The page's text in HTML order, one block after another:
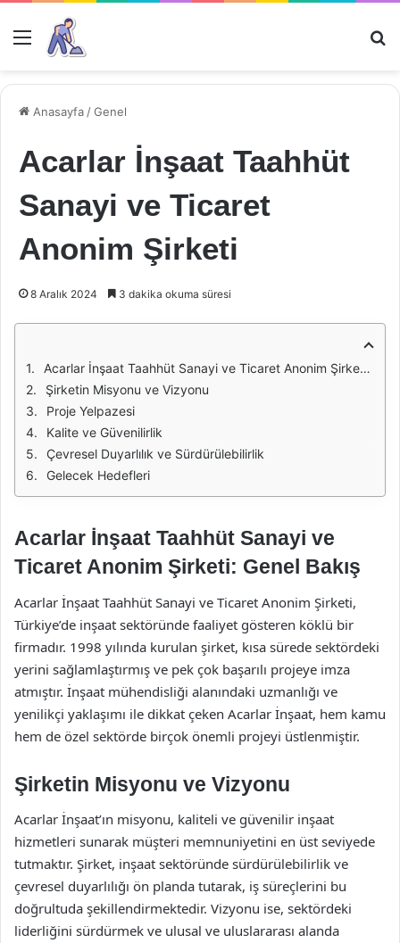
Menü
Anasayfa /Genel
Acarlar İnşaat Taahhüt
Sanayi ve Ticaret
Anonim Şirketi
8 Aralık 2024 3 dakika okuma süresi
Acarlar İnşaat Taahhüt Sanayi ve Ticaret Anonim Şirketi: Genel Bakış
Şirketin Misyonu ve Vizyonu
Proje Yelpazesi
Kalite ve Güvenilirlik
Çevresel Duyarlılık ve Sürdürülebilirlik
Gelecek Hedefleri
Acarlar İnşaat Taahhüt Sanayi ve
Ticaret Anonim Şirketi: Genel Bakış
Acarlar İnşaat Taahhüt Sanayi ve Ticaret Anonim Şirketi,
Türkiye’de inşaat sektöründe faaliyet gösteren köklü bir
firmadır. 1998 yılında kurulan şirket, kısa sürede sektördeki
yerini sağlamlaştırmış ve pek çok başarılı projeye imza
atmıştır. İnşaat mühendisliği alanındaki uzmanlığı ve
yenilikçi yaklaşımı ile dikkat çeken Acarlar İnşaat, hem kamu
hem de özel sektörde birçok önemli projeyi üstlenmiştir.
Şirketin Misyonu ve Vizyonu
Acarlar İnşaat’ın misyonu, kaliteli ve güvenilir inşaat
hizmetleri sunarak müşteri memnuniyetini en üst seviyede
tutmaktır. Şirket, inşaat sektöründe sürdürülebilirlik ve
çevresel duyarlılığı ön planda tutarak, iş süreçlerini bu
doğrultuda şekillendirmektedir. Vizyonu ise, sektördeki
liderliğini sürdürmek ve ulusal ve uluslararası alanda